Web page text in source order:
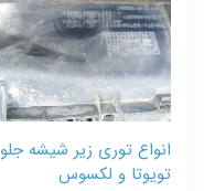
انواع توری زیر شیشه جلو
تویوتا و لکسوس